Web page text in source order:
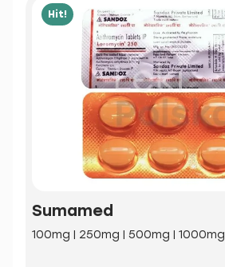
Hit!
Sumamed
100mg | 250mg | 500mg | 1000mg